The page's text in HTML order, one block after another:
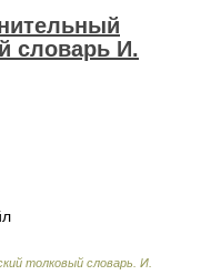
словарь И.
толковый словарь И.